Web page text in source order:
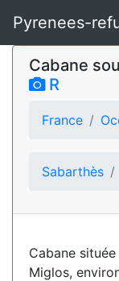
Pyrenees-
Cabane
R
France
Sabarthès
Cabane
Miglos,